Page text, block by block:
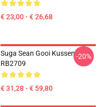
€ 23,00 - € 26,68
Suga Sean Gooi Kussen
RB2709
€ 31,28 - € 59,80
-20%